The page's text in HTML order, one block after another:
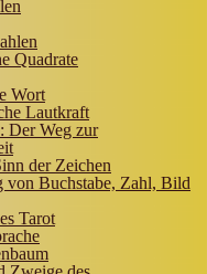
Quadrate
Wort
Lautkraft
Der Weg zur
der Zeichen
von Buchstabe, Zahl, Bild
Tarot